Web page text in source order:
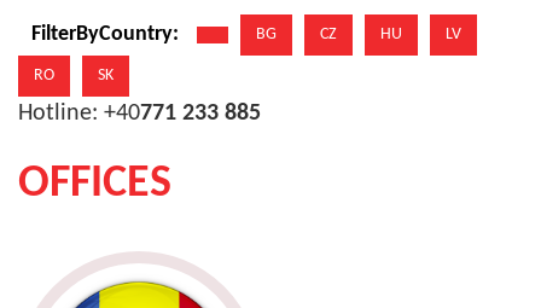
FilterByCountry: BG CZ HU LV
RO SK
Hotline: +40771 233 885
OFFICES